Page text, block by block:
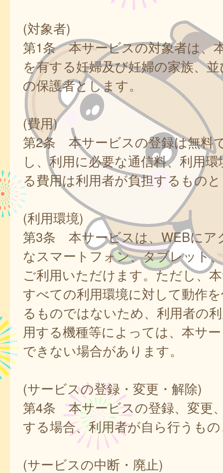
(対象者)
第1条 本サービスの対象者は、
を有する妊婦及び妊婦の家族、
の保護者とします。
(費用)
第2条 本サービスの登録は無料
し、利用に必要な通信料、利用
る費用は利用者が負担するもの
(利用環境)
第3条 本サービスは、WEBにア
なスマートフォン、タブレット
ご利用いただけます。ただし、
すべての利用環境に対して動作
るものではないため、利用者の
用する機種等によっては、本サ
できない場合があります。
(サービスの登録・変更・解除)
第4条 本サービスの登録、変更
する場合、利用者が自ら行うも
(サービスの中断・廃止)